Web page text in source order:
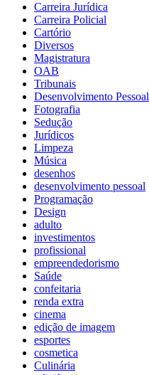
Carreira Jurídica
Carreira Policial
Cartório
Diversos
Magistratura
OAB
Tribunais
Desenvolvimento Pessoal
Fotografia
Sedução
Jurídicos
Limpeza
Música
desenhos
desenvolvimento pessoal
Programação
Design
adulto
investimentos
profissional
empreendedorismo
Saúde
confeitaria
renda extra
cinema
edição de imagem
esportes
cosmetica
Culinária